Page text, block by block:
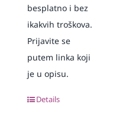
besplatno i bez
ikakvih troškova.
Prijavite se
putem linka koji
je u opisu.
Details